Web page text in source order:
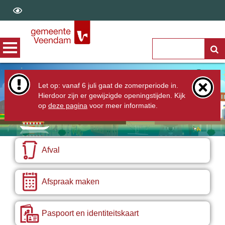
Let op: vanaf 6 juli gaat de zomerperiode in.
Hierdoor zijn er gewijzigde openingstijden. Kijk
op deze pagina voor meer informatie.
Zoek
Afval
Afspraak maken
Paspoort en identiteitskaart